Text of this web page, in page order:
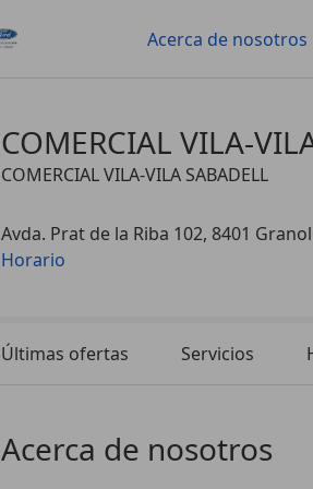
Acerca de nosotros
COMERCIAL VILA-
COMERCIAL VILA-VILA SABADELL
Avda. Prat de la Riba 102, 8401
Horario
Últimas ofertas Servicios
Acerca de nosotros